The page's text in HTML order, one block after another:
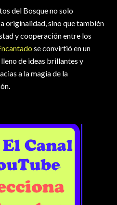
del Bosque no solo
originalidad, sino que también
y cooperación entre los
se convirtió en un
de ideas brillantes y
a la magia de la